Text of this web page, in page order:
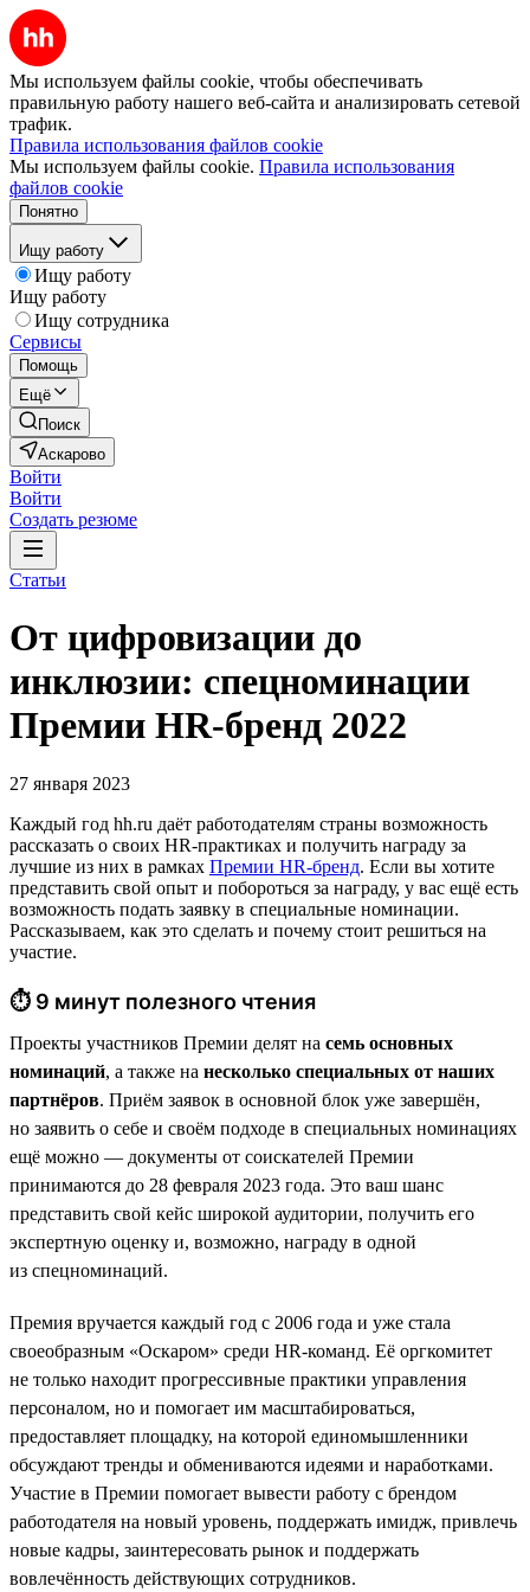
Мы используем файлы cookie, чтобы обеспечивать
правильную работу нашего веб-сайта и анализировать сетевой
трафик.
Правила использования файлов cookie
Мы используем файлы cookie. Правила использования
файлов cookie
Понятно
Ищу работу
Ищу работу
Ищу работу
Ищу сотрудника
Сервисы
Помощь
Ещё
Поиск
Аскарово
Войти
Войти
Создать резюме
Статьи
От цифровизации до
инклюзии: спецноминации
Премии HR-бренд 2022
27 января 2023
Каждый год hh.ru даёт работодателям страны возможность
рассказать о своих HR-практиках и получить награду за
лучшие из них в рамках Премии HR-бренд. Если вы хотите
представить свой опыт и побороться за награду, у вас ещё есть
возможность подать заявку в специальные номинации.
Рассказываем, как это сделать и почему стоит решиться на
участие.
⏱ 9 минут полезного чтения
Проекты участников Премии делят на семь основных
номинаций, а также на несколько специальных от наших
партнёров. Приём заявок в основной блок уже завершён,
но заявить о себе и своём подходе в специальных номинациях
ещё можно — документы от соискателей Премии
принимаются до 28 февраля 2023 года. Это ваш шанс
представить свой кейс широкой аудитории, получить его
экспертную оценку и, возможно, награду в одной
из спецноминаций.
Премия вручается каждый год с 2006 года и уже стала
своеобразным «Оскаром» среди HR-команд. Её оргкомитет
не только находит прогрессивные практики управления
персоналом, но и помогает им масштабироваться,
предоставляет площадку, на которой единомышленники
обсуждают тренды и обмениваются идеями и наработками.
Участие в Премии помогает вывести работу с брендом
работодателя на новый уровень, поддержать имидж, привлечь
новые кадры, заинтересовать рынок и поддержать
вовлечённость действующих сотрудников.